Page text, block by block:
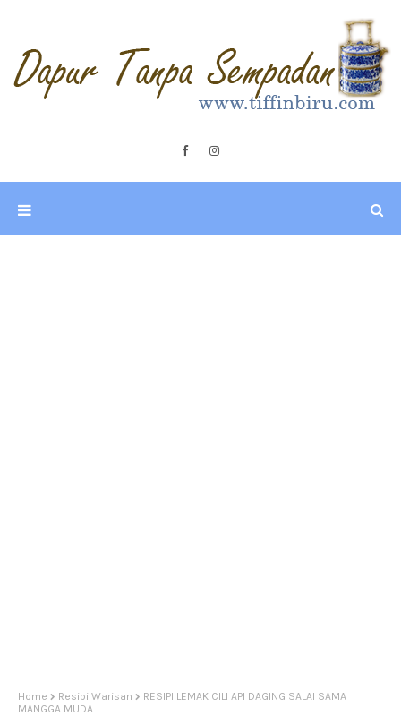
Home Resipi Warisan
RESIPI LEMAK CILI API DAGING SALAI SAMA
MANGGA MUDA